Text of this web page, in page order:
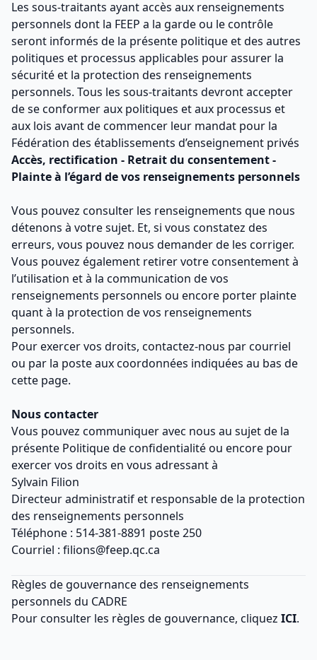
Les sous-traitants ayant accès aux renseignements
personnels dont la FEEP a la garde ou le contrôle
seront informés de la présente politique et des autres
politiques et processus applicables pour assurer la
sécurité et la protection des renseignements
personnels. Tous les sous-traitants devront accepter
de se conformer aux politiques et aux processus et
aux lois avant de commencer leur mandat pour la
Fédération des établissements d’enseignement privés
Accès, rectification - Retrait du consentement -
Plainte à l’égard de vos renseignements personnels
Vous pouvez consulter les renseignements que nous
détenons à votre sujet. Et, si vous constatez des
erreurs, vous pouvez nous demander de les corriger.
Vous pouvez également retirer votre consentement à
l’utilisation et à la communication de vos
renseignements personnels ou encore porter plainte
quant à la protection de vos renseignements
personnels.
Pour exercer vos droits, contactez-nous par courriel
ou par la poste aux coordonnées indiquées au bas de
cette page.
Nous contacter
Vous pouvez communiquer avec nous au sujet de la
présente Politique de confidentialité ou encore pour
exercer vos droits en vous adressant à
Sylvain Filion
Directeur administratif et responsable de la protection
des renseignements personnels
Téléphone : 514-381-8891 poste 250
Courriel : filions@feep.qc.ca
Règles de gouvernance des renseignements
personnels du CADRE
Pour consulter les règles de gouvernance, cliquez ICI.